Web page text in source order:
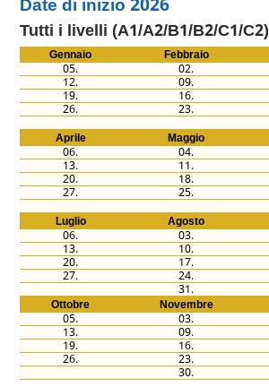
Tutti i livelli (A1/A2/B1/B2/C1/C2)
Gennaio Febbraio
05. 02.
12. 09.
19. 16.
26. 23.
Aprile Maggio
06. 04.
13. 11.
20. 18.
27. 25.
Luglio Agosto
06. 03.
13. 10.
20. 17.
27. 24.
31.
Ottobre Novembre
05. 03.
13. 09.
19. 16.
26. 23.
30.